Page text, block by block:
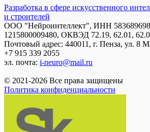
Разработка в сфере искусственного
и строителей
ООО "Нейроинтеллект", ИНН
1215800009480, ОКВЭД 72.19, 62.01,
Почтовый адрес: 440011, г. Пенза, ул. 8
+7 915 339 2055
эл. почта: i-neuro@mail.ru
© 2021-2026 Все права защищены
Политика конфиденциальности